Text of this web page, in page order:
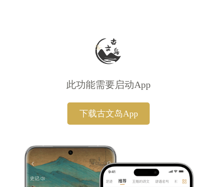
此功能需要启动App
下载古文岛App